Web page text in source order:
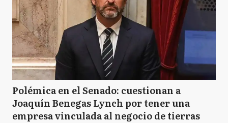
Polémica en el Senado: cuestionan a
Joaquín Benegas Lynch por tener una
empresa vinculada al negocio de tierras